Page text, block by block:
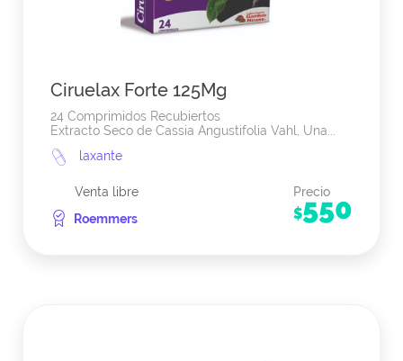
Ciruelax Forte 125Mg
24 Comprimidos Recubiertos
Extracto Seco de Cassia Angustifolia Vahl, Una...
laxante
Venta libre
Roemmers
Precio
$550